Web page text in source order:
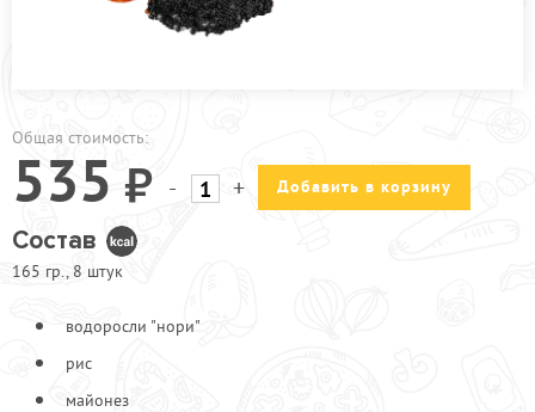
ПРОЧЕЕ
Общая стоимость:
535 - + Добавить в корзину
Состав
165 гр., 8 штук
водоросли "нори"
рис
майонез